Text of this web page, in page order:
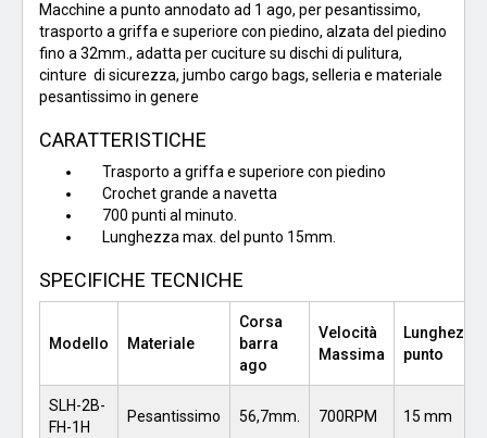
Macchine a punto annodato ad 1 ago, per pesantissimo,
trasporto a griffa e superiore con piedino, alzata del piedino
fino a 32mm., adatta per cuciture su dischi di pulitura,
cinture di sicurezza, jumbo cargo bags, selleria e materiale
pesantissimo in genere
CARATTERISTICHE
Trasporto a griffa e superiore con piedino
Crochet grande a navetta
700 punti al minuto.
Lunghezza max. del punto 15mm.
SPECIFICHE TECNICHE
Modello Materiale
Corsa
barra
ago
Velocità
Massima
Lunghezza
punto
SLH-2B-
FH-1H
Pesantissimo 56,7mm. 700RPM 15 mm